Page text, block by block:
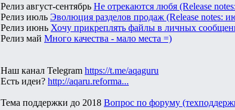
Релиз август-сентябрь Не отрекаются любя (Release
Релиз июль Эволюция разделов продаж (Release notes:
Релиз июнь Хочу прикреплять файлы в личных
Релиз май Много качества - мало места =)
Наш канал Telegram https://t.me/aqaguru
Есть идеи? http://aqaru.reforma...
Тема поддержки до 2018 Вопрос по форуму